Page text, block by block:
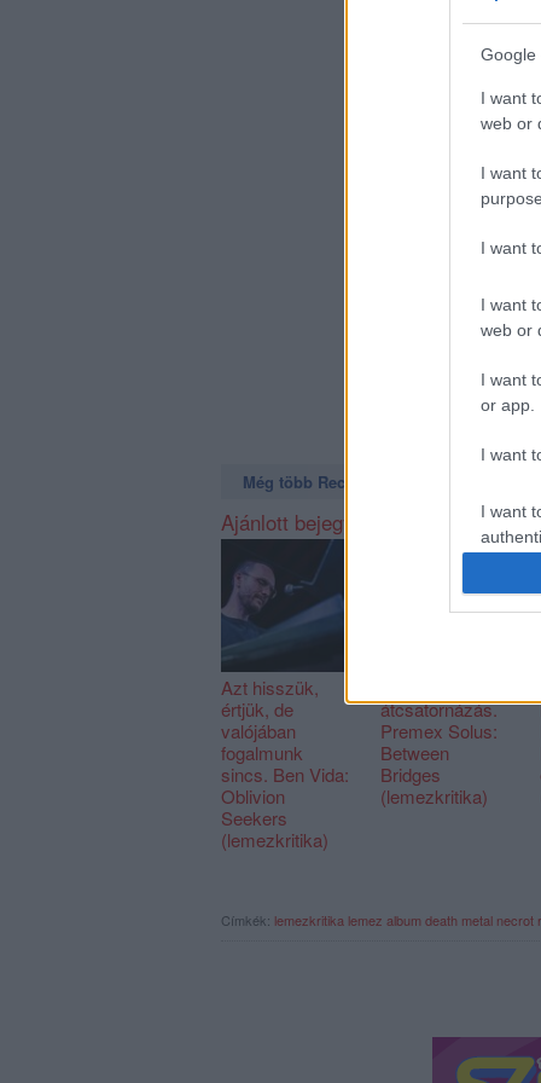
Google
I want
web or
I want
I want
I want
web or
I want
or app.
I want
I want
Még több Recorder a Facebookon.
Ajánlott bejegyzések:
Azt hisszük,
értjük, de
valójában
fogalmunk
sincs. Ben Vida:
Oblivion
Seekers
(lemezkritika)
átcsatornázás.
Premex Solus:
Between
Bridges
(lemezkritika)
Címkék: lemezkritika lemez album death metal necrot